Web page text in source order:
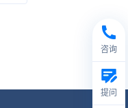
咨询
提问